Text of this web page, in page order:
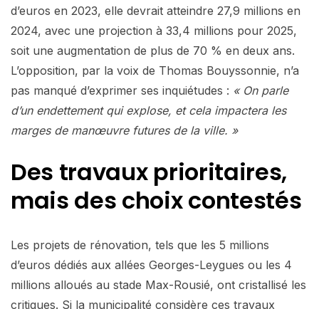
d’euros en 2023, elle devrait atteindre 27,9 millions en
2024, avec une projection à 33,4 millions pour 2025,
soit une augmentation de plus de 70 % en deux ans.
L’opposition, par la voix de Thomas Bouyssonnie, n’a
pas manqué d’exprimer ses inquiétudes : « On parle
d’un endettement qui explose, et cela impactera les
marges de manœuvre futures de la ville. »
Des travaux prioritaires,
mais des choix contestés
Les projets de rénovation, tels que les 5 millions
d’euros dédiés aux allées Georges-Leygues ou les 4
millions alloués au stade Max-Rousié, ont cristallisé les
critiques. Si la municipalité considère ces travaux